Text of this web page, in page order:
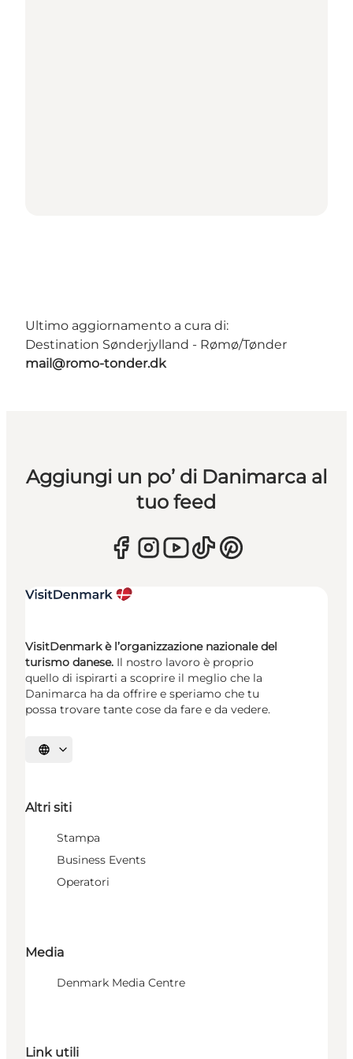
Ultimo aggiornamento a cura di:
Destination Sønderjylland - Rømø/Tønder
mail@romo-tonder.dk
Aggiungi un po’ di Danimarca al
tuo feed
VisitDenmark è l’organizzazione nazionale del
turismo danese. Il nostro lavoro è proprio
quello di ispirarti a scoprire il meglio che la
Danimarca ha da offrire e speriamo che tu
possa trovare tante cose da fare e da vedere.
Seleziona la lingua
Altri siti
Stampa
Business Events
Operatori
Media
Denmark Media Centre
Link utili